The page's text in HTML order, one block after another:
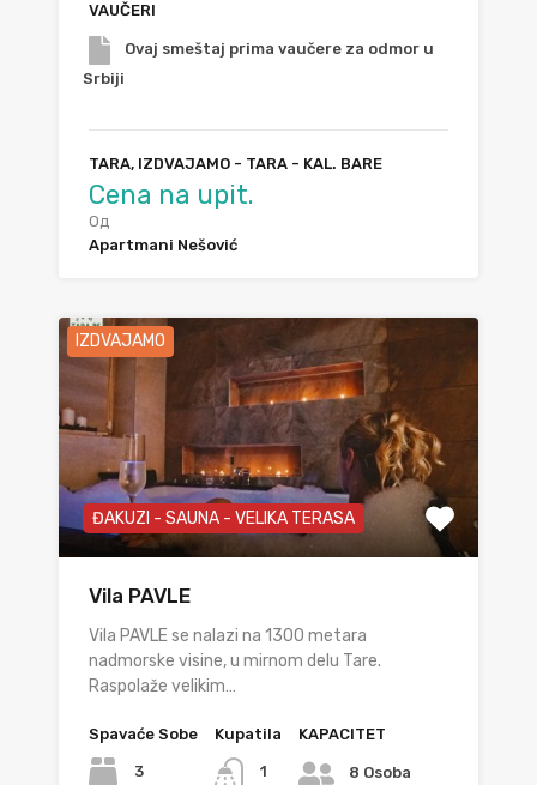
VAUČERI
Ovaj smeštaj prima vaučere za odmor u
Srbiji
TARA, IZDVAJAMO - TARA - KAL. BARE
Cena na upit.
Од
Apartmani Nešović
IZDVAJAMO
ĐAKUZI - SAUNA - VELIKA TERASA
Vila PAVLE
Vila PAVLE se nalazi na 1300 metara
nadmorske visine, u mirnom delu Tare.
Raspolaže velikim…
Spavaće Sobe
3
Kupatila
1
KAPACITET
8 Osoba